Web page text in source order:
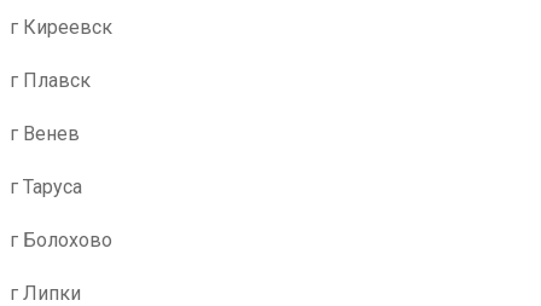
г Киреевск
г Плавск
г Венев
г Таруса
г Болохово
г Липки